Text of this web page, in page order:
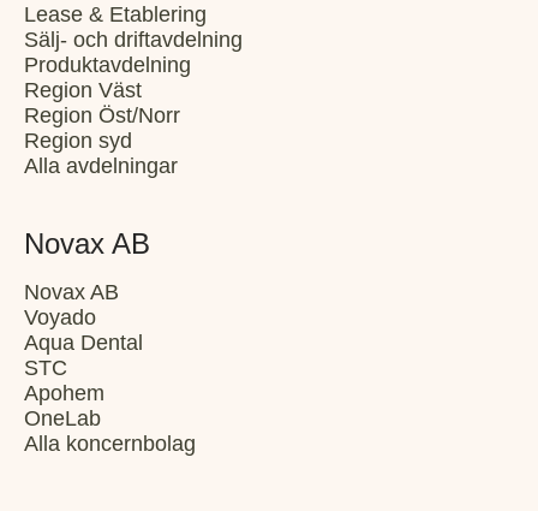
Lease & Etablering
Sälj- och driftavdelning
Produktavdelning
Region Väst
Region Öst/Norr
Region syd
Alla avdelningar
Novax AB
Novax AB
Voyado
Aqua Dental
STC
Apohem
OneLab
Alla koncernbolag